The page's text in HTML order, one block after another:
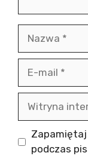
internetowa
podczas